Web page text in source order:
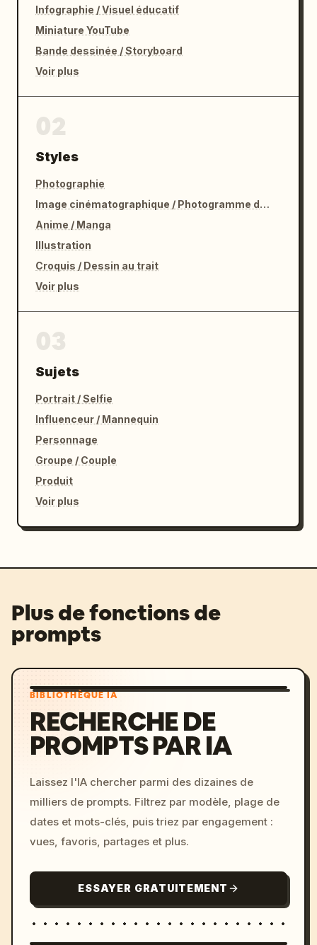
Infographie / Visuel éducatif
Miniature YouTube
Bande dessinée / Storyboard
Voir plus
Styles
Photographie
Image cinématographique / Photogramme de film
Anime / Manga
Illustration
Croquis / Dessin au trait
Voir plus
Sujets
Portrait / Selfie
Influenceur / Mannequin
Personnage
Groupe / Couple
Produit
Voir plus
Plus de fonctions de
prompts
BIBLIOTHÈQUE IA
RECHERCHE DE
PROMPTS PAR IA
Laissez l'IA chercher parmi des dizaines de
milliers de prompts. Filtrez par modèle, plage de
dates et mots-clés, puis triez par engagement :
vues, favoris, partages et plus.
ESSAYER GRATUITEMENT